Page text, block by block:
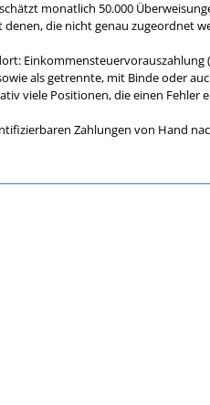
monatlich 50.000
die nicht genau zugeordnet
als getrennte, mit Binde oder
viele Positionen, die einen Fehler
Zahlungen von Hand